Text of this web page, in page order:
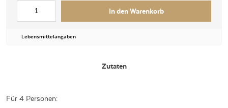
In den Warenkorb
Lebensmittelangaben
Zutaten
Für 4 Personen: